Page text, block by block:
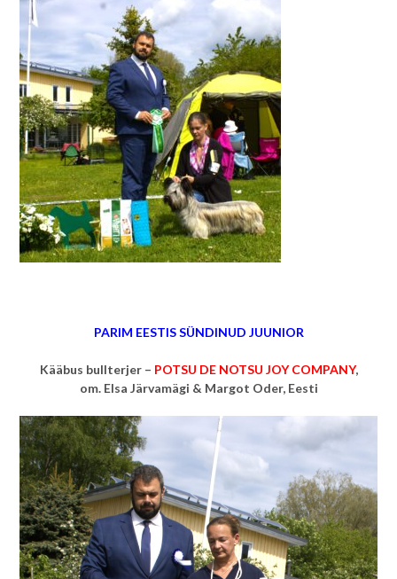
PARIM EESTIS SÜNDINUD JUUNIOR
Kääbus bullterjer – POTSU DE NOTSU JOY COMPANY,
om. Elsa Järvamägi & Margot Oder, Eesti